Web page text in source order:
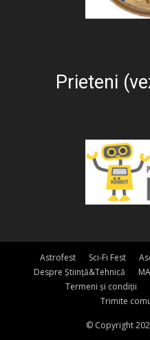
Prieteni
Astrofest Sci-Fi Fest
Despre Știință&Tehnică
Termeni și condiții
Trimite
© Copyright